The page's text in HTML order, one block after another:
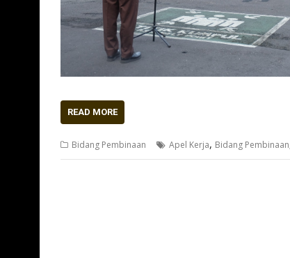
READ MORE
Bidang Pembinaan Apel Kerja, Bidang Pembinaan